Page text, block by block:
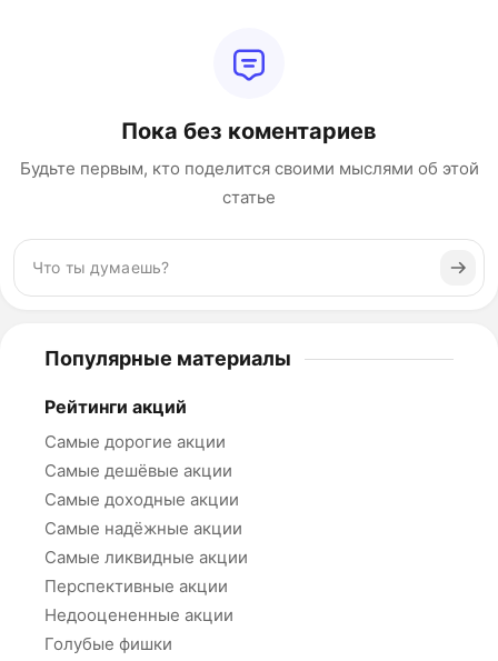
Пока без коментариев
Будьте первым, кто поделится своими мыслями об этой
статье
Популярные материалы
Рейтинги акций
Самые дорогие акции
Самые дешёвые акции
Самые доходные акции
Самые надёжные акции
Самые ликвидные акции
Перспективные акции
Недооцененные акции
Голубые фишки